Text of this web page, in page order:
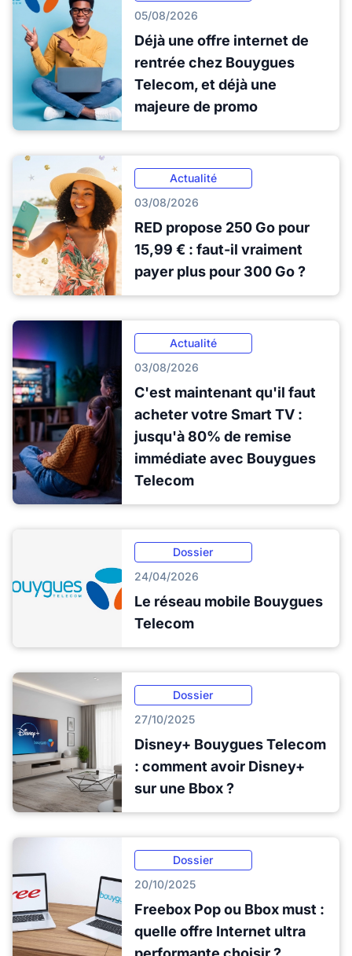
05/08/2026
Déjà une offre internet de
rentrée chez Bouygues
Telecom, et déjà une
majeure de promo
Actualité
03/08/2026
RED propose 250 Go pour
15,99 € : faut-il vraiment
payer plus pour 300 Go ?
Actualité
03/08/2026
C'est maintenant qu'il faut
acheter votre Smart TV :
jusqu'à 80% de remise
immédiate avec Bouygues
Telecom
Dossier
24/04/2026
Le réseau mobile Bouygues
Telecom
Dossier
27/10/2025
Disney+ Bouygues Telecom
: comment avoir Disney+
sur une Bbox ?
Dossier
20/10/2025
Freebox Pop ou Bbox must :
quelle offre Internet ultra